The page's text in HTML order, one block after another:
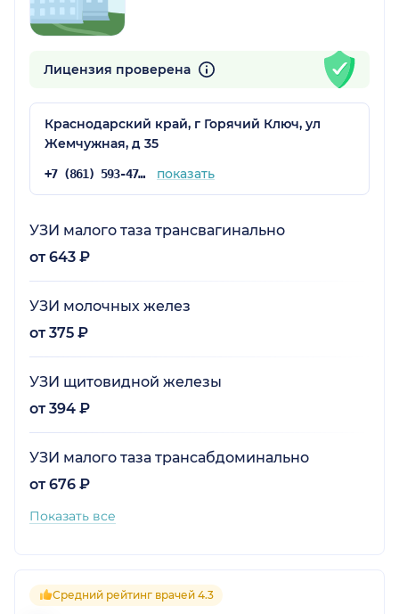
Лицензия проверена
Краснодарский край, г Горячий Ключ, ул
Жемчужная, д 35
+7 (861) 593-47-62 показать
УЗИ малого таза трансвагинально
от 643 ₽
УЗИ молочных желез
от 375 ₽
УЗИ щитовидной железы
от 394 ₽
УЗИ малого таза трансабдоминально
от 676 ₽
Показать все
Средний рейтинг врачей 4.3